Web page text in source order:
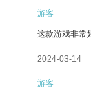
游客
这款游戏非常
2024-03-14
游客